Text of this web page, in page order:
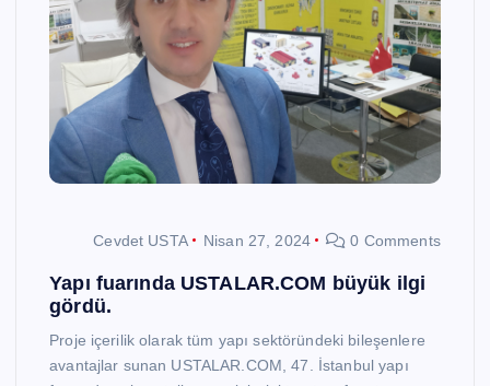
Cevdet USTA Nisan 27, 2024 0 Comments
Yapı fuarında USTALAR.COM büyük ilgi
gördü.
Proje içerilik olarak tüm yapı sektöründeki bileşenlere
avantajlar sunan USTALAR.COM, 47. İstanbul yapı